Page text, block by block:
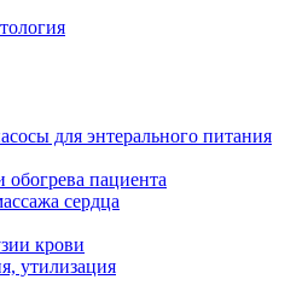
для энтерального питания
пациента
сердца
крови
утилизация